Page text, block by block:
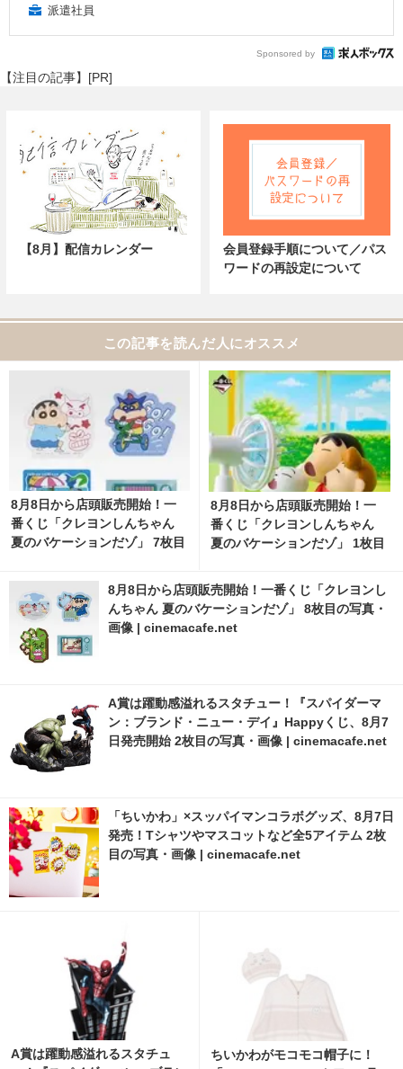
派遣社員
Sponsored by
【注目の記事】[PR]
【8月】配信カレンダー
会員登録手順について／パス
ワードの再設定について
この記事を読んだ人にオススメ
8月8日から店頭販売開始！一
番くじ「クレヨンしんちゃん
夏のバケーションだゾ」 7枚目
8月8日から店頭販売開始！一
番くじ「クレヨンしんちゃん
夏のバケーションだゾ」 1枚目
8月8日から店頭販売開始！一番くじ「クレヨンし
んちゃん 夏のバケーションだゾ」 8枚目の写真・
画像 | cinemacafe.net
A賞は躍動感溢れるスタチュー！『スパイダーマ
ン：ブランド・ニュー・デイ』Happyくじ、8月7
日発売開始 2枚目の写真・画像 | cinemacafe.net
「ちいかわ」×スッパイマンコラボグッズ、8月7日
発売！Tシャツやマスコットなど全5アイテム 2枚
目の写真・画像 | cinemacafe.net
A賞は躍動感溢れるスタチュ
ちいかわがモコモコ帽子に！